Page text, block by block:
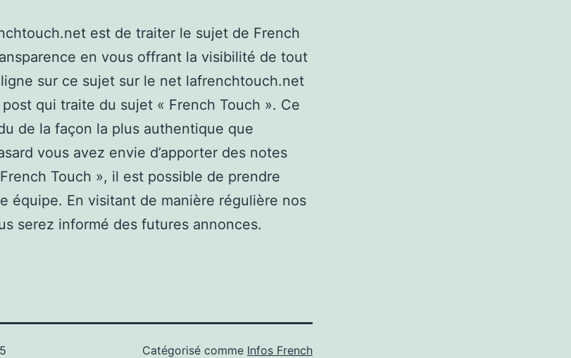
est de traiter le sujet de French
en vous offrant la visibilité de tout
sur ce sujet sur le net lafrenchtouch.net
qui traite du sujet « French Touch ». Ce
de la façon la plus authentique que
vous avez envie d’apporter des notes
Touch », il est possible de prendre
équipe. En visitant de manière régulière nos
serez informé des futures annonces.
Catégorisé comme Infos French